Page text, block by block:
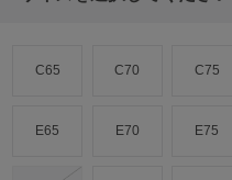
C65 C70 C75
E65 E70 E75